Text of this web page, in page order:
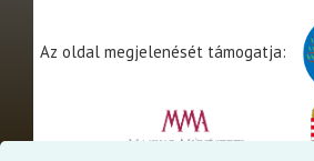
Az oldal megjelenését támogatja: